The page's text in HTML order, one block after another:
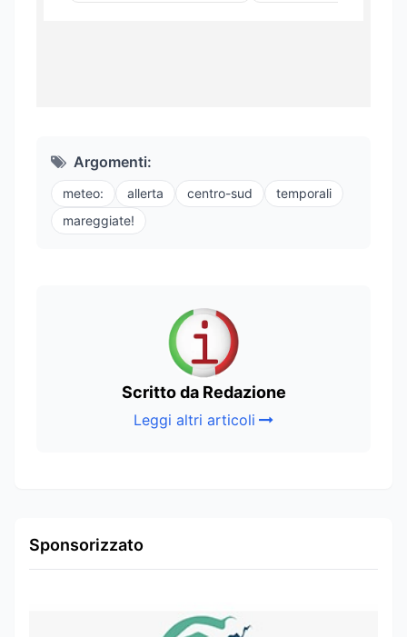
Argomenti:
meteo: allerta centro-sud
temporali
mareggiate!
Scritto da Redazione
Leggi altri articoli
Sponsorizzato